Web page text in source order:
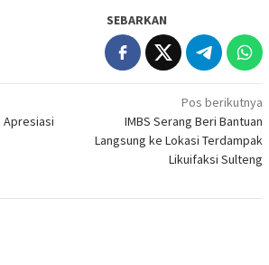
SEBARKAN
Apresiasi
Pos berikutnya
IMBS Serang Beri Bantuan
Langsung ke Lokasi Terdampak
Likuifaksi Sulteng